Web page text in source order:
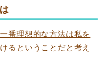
番理想的な方法は私を
るということ だと考え